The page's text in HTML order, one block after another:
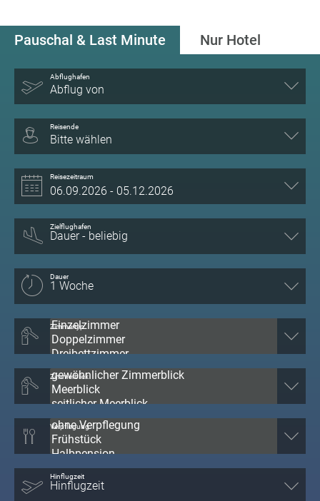
Pauschal & Last Minute Nur Hotel
Abflughafen
Abflug von
Reisende
Bitte wählen
Reisezeitraum
Zielflughafen
Dauer
Zimmertyp
Zimmerblick
Verpflegung
Hinflugzeit